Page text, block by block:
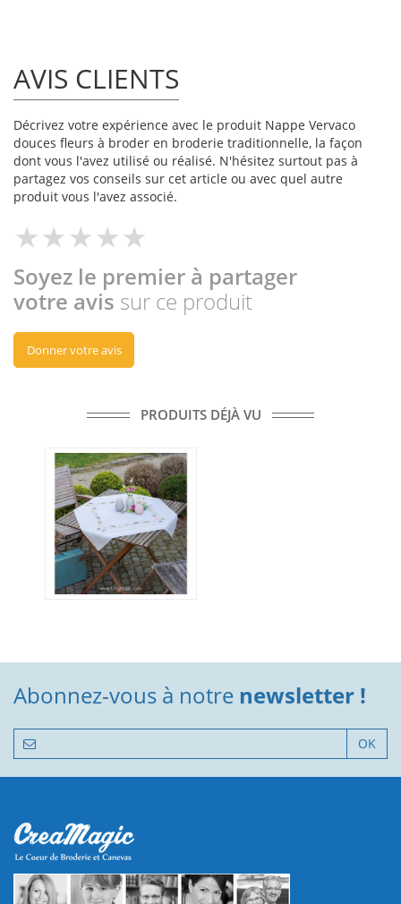
AVIS CLIENTS
Décrivez votre expérience avec le produit Nappe Vervaco
douces fleurs à broder en broderie traditionnelle, la façon
dont vous l'avez utilisé ou réalisé. N'hésitez surtout pas à
partagez vos conseils sur cet article ou avec quel autre
produit vous l'avez associé.
Soyez le premier à partager
votre avis sur ce produit
Donner votre avis
PRODUITS DÉJÀ VU
Abonnez-vous à notre newsletter !
OK